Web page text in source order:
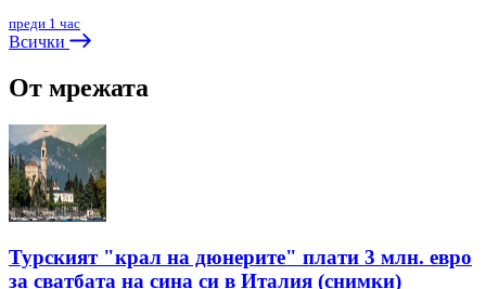
преди 1 час
Всички
От мрежата
Турският "крал на дюнерите" плати 3 млн. евро
за сватбата на сина си в Италия (снимки)